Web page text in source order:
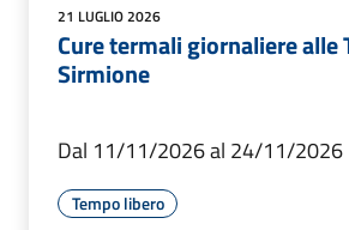
21 LUGLIO 2026
Cure termali giornaliere alle
Sirmione
Dal 11/11/2026 al 24/11/2026
Tempo libero